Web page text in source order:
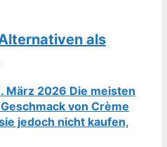
als
März 2026 Die meisten
von Crème
jedoch nicht kaufen,